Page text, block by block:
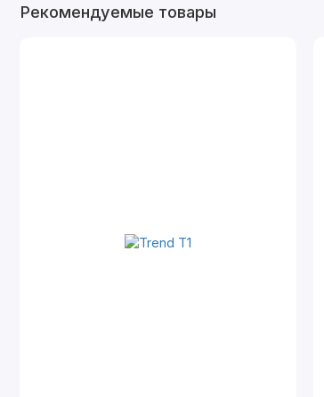
Рекомендуемые товары